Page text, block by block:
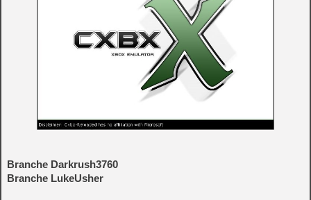
Branche Darkrush3760
Branche LukeUsher